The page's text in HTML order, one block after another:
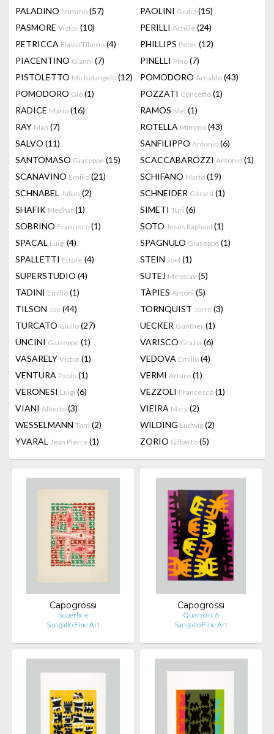
PALADINO Mimmo (57) PAOLINI Giulio (15)
PASMORE Victor (10) PERILLI Achille (24)
PETRICCA Flavio Tiberio (4) PHILLIPS Peter (12)
PIACENTINO Gianni (7) PINELLI Pino (7)
PISTOLETTO Michelangelo (12) POMODORO Arnaldo (43)
POMODORO Giò (1) POZZATI Concetto (1)
RADICE Mario (16) RAMOS Mel (1)
RAY Man (7) ROTELLA Mimmo (43)
SALVO (11) SANFILIPPO Antonio (6)
SANTOMASO Giuseppe (15) SCACCABAROZZI Antonio (1)
SCANAVINO Emilio (21) SCHIFANO Mario (19)
SCHNABEL Julian (2) SCHNEIDER Gérard (1)
SHAFIK Medhat (1) SIMETI Turi (6)
SOBRINO Francisco (1) SOTO Jesus Raphael (1)
SPACAL Luigi (4) SPAGNULO Giuseppe (1)
SPALLETTI Ettore (4) STEIN Joel (1)
SUPERSTUDIO (4) SUTEJ Miroslav (5)
TADINI Emilio (1) TÀPIES Antoni (5)
TILSON Joe (44) TORNQUIST Jorrit (3)
TURCATO Giulio (27) UECKER Günther (1)
UNCINI Giuseppe (1) VARISCO Grazia (6)
VASARELY Victor (1) VEDOVA Emilio (4)
VENTURA Paolo (1) VERMI Arturo (1)
VERONESI Luigi (6) VEZZOLI Francesco (1)
VIANI Alberto (3) VIEIRA Mary (2)
WESSELMANN Tom (2) WILDING Ludwig (2)
YVARAL Jean Pierre (1) ZORIO Gilberto (5)
Capogrossi
Superficie
Sangallo Fine Art
Capogrossi
Quarzo n. 6
Sangallo Fine Art